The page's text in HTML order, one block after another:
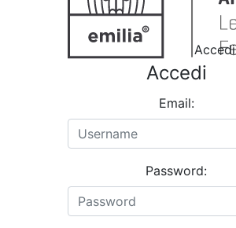
Accedi
Accedi
Email:
Password: